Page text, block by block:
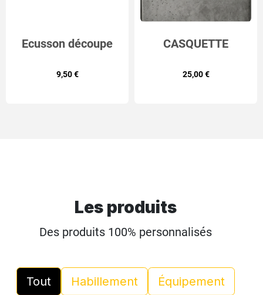
Ecusson découpe
laser K9 FRANCE
9,50 €
CASQUETTE
BRODÉE K9 GRIFFE
25,00 €
Les produits
Des produits 100% personnalisés
Tout Habillement Équipement